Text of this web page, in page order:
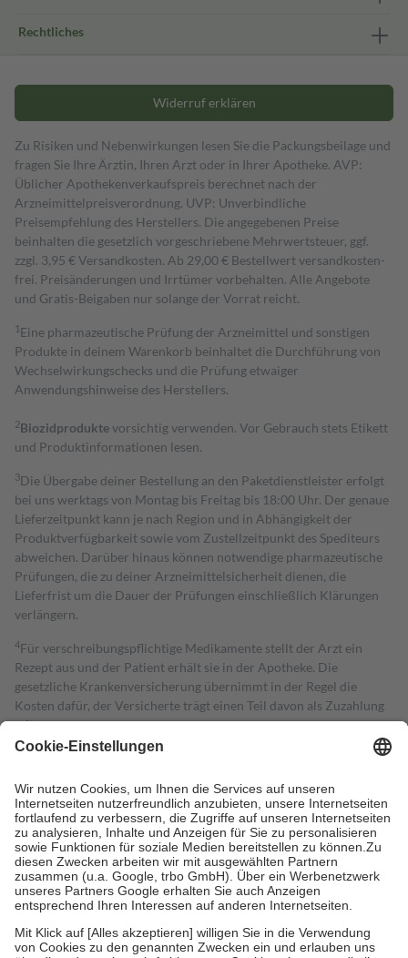
Rechtliches
Widerruf erklären
Zu Risiken und Nebenwirkungen lesen Sie die Packungsbeilage und
fragen Sie Ihre Ärztin, Ihren Arzt oder in Ihrer Apotheke. AVP:
Üblicher Apothekenverkaufspreis berechnet nach der
Arzneimittelpreisverordnung. UVP: Unverbindliche
Preisempfehlung des Herstellers. Die angegebenen Preise
beinhalten die gesetzlich vorgeschriebene Mehrwertsteuer, ggf.
zzgl. 3,95 € Versandkosten. Ab 29,00 € Bestell­wert versand­kosten­
frei. Preisänderungen und Irrtümer vorbehalten. Alle Angebote
und Gratis-Beigaben nur solange der Vorrat reicht.
1 Eine pharmazeutische Prüfung der Arzneimittel und sonstigen
Produkte in deinem Warenkorb beinhaltet die Durchführung von
Wechselwirkungschecks und die Prüfung etwaiger
Anwendungshinweise des Herstellers.
2Biozidproduktevorsichtig verwenden. Vor Gebrauch stets Etikett
und Produktinformationen lesen.
3Die Übergabe deiner Bestellung an den Paketdienstleister erfolgt
bei uns werktags von Montag bis Freitag bis 18:00 Uhr. Der genaue
Lieferzeitpunkt kann je nach Region und in Abhängigkeit der
Produktverfügbarkeit sowie vom Zustellzeitpunkt des Spediteurs
abweichen. Darüber hinaus können notwendige pharmazeutische
Prüfungen, die zu deiner Arzneimittelsicherheit dienen, die
Lieferfrist um die Dauer der Prüfungen einschließlich Klärungen
verlängern.
4Für verschreibungspflichtige Medikamente stellt der Arzt ein
Rezept aus und der Patient erhält sie in der Apotheke. Die
gesetzliche Krankenversicherung übernimmt in der Regel die
Kosten dafür, der Versicherte trägt einen Teil davon als Zuzahlung
mit.
Grundsätzlich leisten Mitglieder Zuzahlungen in Höhe von zehn
höchstens zehn Euro.
Es sind jedoch nie mehr als die tatsächlichen
Kosten der Leistung zu entrichten.
Diese Regeln gelten grundsätzlich auch für Online-Apotheken.
Bei Heilmitteln und häuslicher Krankenpflege beträgt die
Zuzahlung zehn Prozent der Kosten sowie zehn Euro je
Verordnung.
Um das Engagement der Versicherten für ihre eigene Gesundheit zu
stärken und die besondere Stellung der Familie zu unterstützen,
fallenkeine Zuzahlungenan bei:
• Kindern und Jugendlichen bis zum vollendeten 18. Lebensjahr